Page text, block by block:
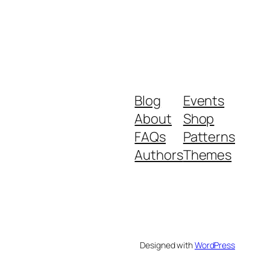
Blog
About
FAQs
Authors
Events
Shop
Patterns
Themes
Designed withWordPress